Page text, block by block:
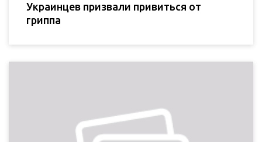
Украинцев призвали привиться от
гриппа